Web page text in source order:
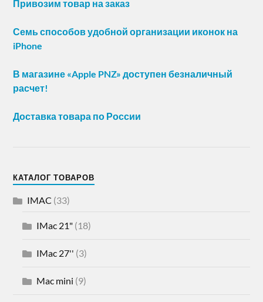
Привозим товар на заказ
Семь способов удобной организации иконок на
iPhone
В магазине «Apple PNZ» доступен безналичный
расчет!
Доставка товара по России
КАТАЛОГ ТОВАРОВ
IMAC (33)
IMac 21" (18)
IMac 27'' (3)
Mac mini (9)